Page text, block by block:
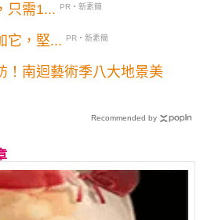
只需1...
PR・新素簡
它，堅... PR・新素簡
！南迴藝術季八大地景美
Recommended by